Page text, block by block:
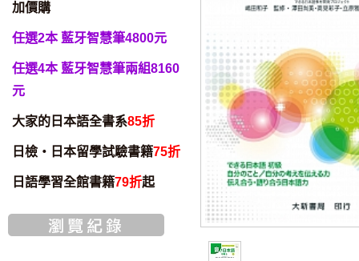
加價購
任選2本 藍牙智慧筆4800元
任選4本 藍牙智慧筆兩組8160
元
大家的日本語全書系85折
日檢・日本留學試驗書籍75折
日語學習全館書籍79折起